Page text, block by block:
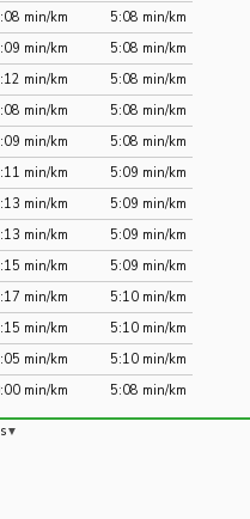
min/km
5:08 min/km
min/km
5:08 min/km
min/km
5:08 min/km
min/km
5:08 min/km
min/km
5:08 min/km
min/km
5:09 min/km
min/km
5:09 min/km
min/km
5:09 min/km
min/km
5:09 min/km
min/km
5:10 min/km
min/km
5:10 min/km
min/km
5:10 min/km
min/km 5:08 min/km